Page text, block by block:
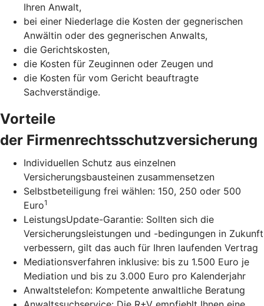
Ihren Anwalt,
bei einer Niederlage die Kosten der gegnerischen
Anwältin oder des gegnerischen Anwalts,
die Gerichtskosten,
die Kosten für Zeuginnen oder Zeugen und
die Kosten für vom Gericht beauftragte
Sachverständige.
Vorteile
der Firmenrechtsschutzversicherung
Individuellen Schutz aus einzelnen
Versicherungsbausteinen zusammensetzen
Selbstbeteiligung frei wählen: 150, 250 oder 500
Euro1
LeistungsUpdate-Garantie: Sollten sich die
Versicherungsleistungen und -bedingungen in Zukunft
verbessern, gilt das auch für Ihren laufenden Vertrag
Mediationsverfahren inklusive: bis zu 1.500 Euro je
Mediation und bis zu 3.000 Euro pro Kalenderjahr
Anwaltstelefon: Kompetente anwaltliche Beratung